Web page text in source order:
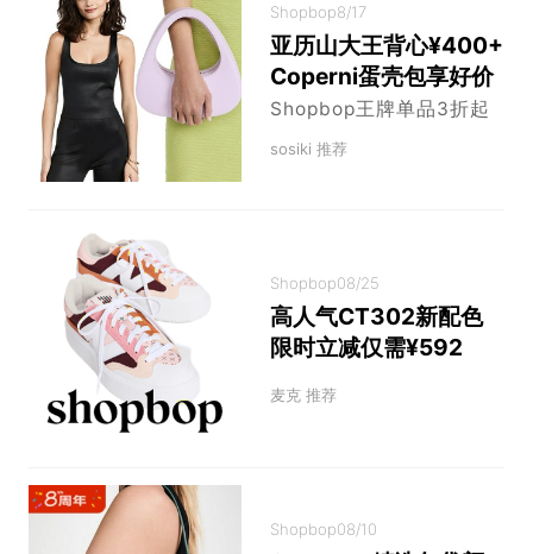
Shopbop8/17
亚历山大王背心¥400+
Coperni蛋壳包享好价
Shopbop王牌单品3折起
sosiki 推荐
Shopbop08/25
高人气CT302新配色
限时立减仅需¥592
麦克 推荐
Shopbop08/10